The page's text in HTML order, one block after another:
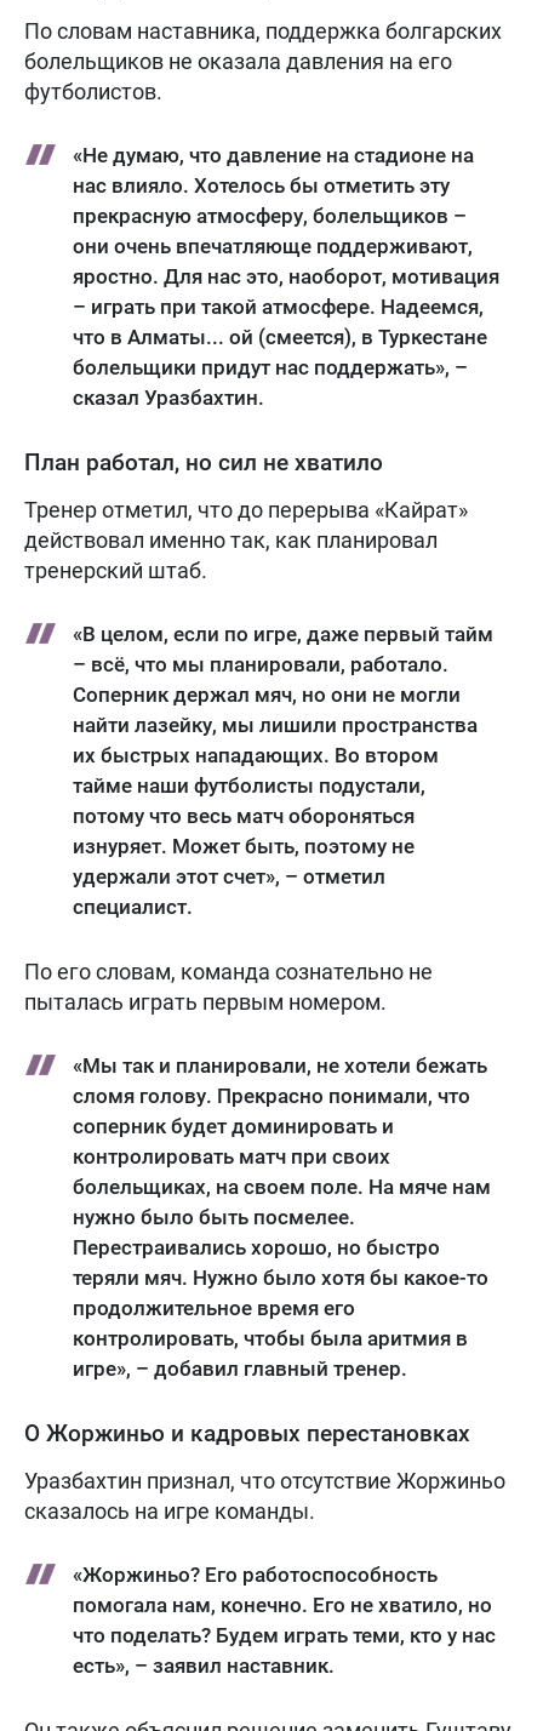
По словам наставника, поддержка болгарских
болельщиков не оказала давления на его
футболистов.
«Не думаю, что давление на стадионе на
нас влияло. Хотелось бы отметить эту
прекрасную атмосферу, болельщиков –
они очень впечатляюще поддерживают,
яростно. Для нас это, наоборот, мотивация
– играть при такой атмосфере. Надеемся,
что в Алматы... ой (смеется), в Туркестане
болельщики придут нас поддержать», –
сказал Уразбахтин.
План работал, но сил не хватило
Тренер отметил, что до перерыва «Кайрат»
действовал именно так, как планировал
тренерский штаб.
«В целом, если по игре, даже первый тайм
– всё, что мы планировали, работало.
Соперник держал мяч, но они не могли
найти лазейку, мы лишили пространства
их быстрых нападающих. Во втором
тайме наши футболисты подустали,
потому что весь матч обороняться
изнуряет. Может быть, поэтому не
удержали этот счет», – отметил
специалист.
По его словам, команда сознательно не
пыталась играть первым номером.
«Мы так и планировали, не хотели бежать
сломя голову. Прекрасно понимали, что
соперник будет доминировать и
контролировать матч при своих
болельщиках, на своем поле. На мяче нам
нужно было быть посмелее.
Перестраивались хорошо, но быстро
теряли мяч. Нужно было хотя бы какое-то
продолжительное время его
контролировать, чтобы была аритмия в
игре», – добавил главный тренер.
О Жоржиньо и кадровых перестановках
Уразбахтин признал, что отсутствие Жоржиньо
сказалось на игре команды.
«Жоржиньо? Его работоспособность
помогала нам, конечно. Его не хватило, но
что поделать? Будем играть теми, кто у нас
есть», – заявил наставник.